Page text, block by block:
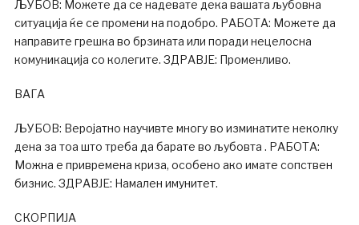
ЉУБОВ: Можете да се надевате дека вашата љубовна
ситуација ќе се промени на подобро. РАБОТА: Можете да
направите грешка во брзината или поради нецелосна
комуникација со колегите. ЗДРАВЈЕ: Променливо.
ВАГА
ЉУБОВ: Веројатно научивте многу во изминатите неколку
дена за тоа што треба да барате во љубовта . РАБОТА:
Можна е привремена криза, особено ако имате сопствен
бизнис. ЗДРАВЈЕ: Намален имунитет.
СКОРПИЈА